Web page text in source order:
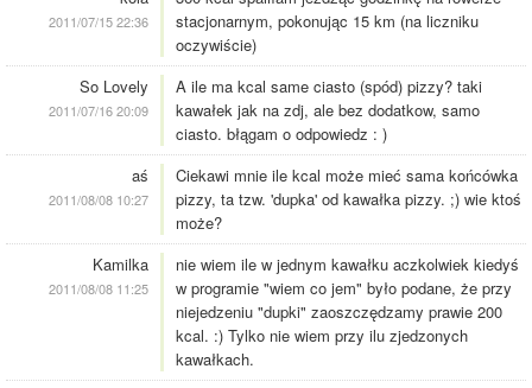
2011/07/15 22:36
stacjonarnym, pokonując 15 km (na liczniku
oczywiście)
So Lovely
2011/07/16 20:09
A ile ma kcal same ciasto (spód) pizzy? taki
kawałek jak na zdj, ale bez dodatkow, samo
ciasto. błągam o odpowiedz : )
aś
2011/08/08 10:27
Ciekawi mnie ile kcal może mieć sama końcówka
pizzy, ta tzw. 'dupka' od kawałka pizzy. ;) wie ktoś
może?
Kamilka
2011/08/08 11:25
nie wiem ile w jednym kawałku aczkolwiek kiedyś
w programie "wiem co jem" było podane, że przy
niejedzeniu "dupki" zaoszczędzamy prawie 200
kcal. :) Tylko nie wiem przy ilu zjedzonych
kawałkach.